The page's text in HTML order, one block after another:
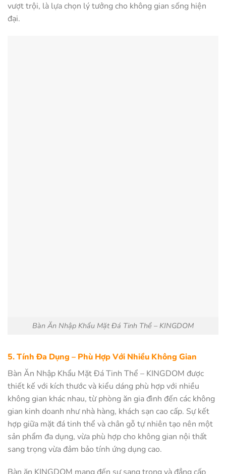
vượt trội, là lựa chọn lý tưởng cho không gian sống hiện
đại.
Bàn Ăn Nhập Khẩu Mặt Đá Tinh Thể – KINGDOM
5. Tính Đa Dụng – Phù Hợp Với Nhiều Không Gian
Bàn Ăn Nhập Khẩu Mặt Đá Tinh Thể – KINGDOM được
thiết kế với kích thước và kiểu dáng phù hợp với nhiều
không gian khác nhau, từ phòng ăn gia đình đến các không
gian kinh doanh như nhà hàng, khách sạn cao cấp. Sự kết
hợp giữa mặt đá tinh thể và chân gỗ tự nhiên tạo nên một
sản phẩm đa dụng, vừa phù hợp cho không gian nội thất
sang trọng vừa đảm bảo tính ứng dụng cao.